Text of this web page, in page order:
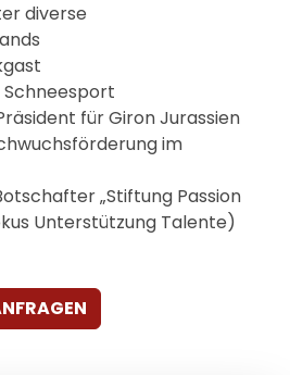
diverse
Schneesport
für Giron Jurassien
im
„Stiftung Passion
Unterstützung Talente)